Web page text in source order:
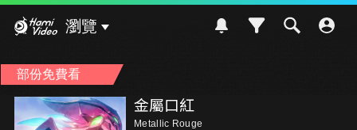
瀏覽
部份免費看
金屬口紅
Metallic Rouge